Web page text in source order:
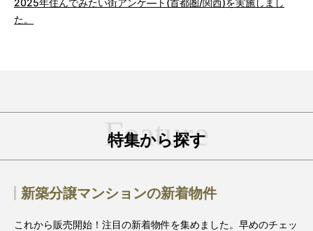
2025年住んでみたい街アンケ―ト(首都圏/関西)を実施しまし
た。
特集から探す
新築分譲マンションの新着物件
これから販売開始！注目の新着物件を集めました。早めのチェッ